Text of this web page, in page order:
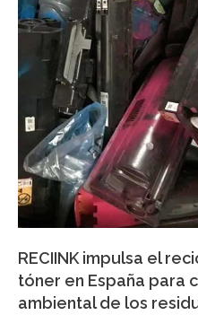
RECIINK impulsa el
tóner en España para
ambiental de los